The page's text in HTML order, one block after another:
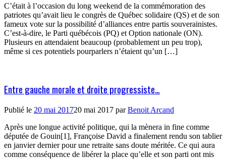
C’était à l’occasion du long weekend de la commémoration des
patriotes qu’avait lieu le congrès de Québec solidaire (QS) et de son
fameux vote sur la possibilité d’alliances entre partis souverainistes.
C’est-à-dire, le Parti québécois (PQ) et Option nationale (ON).
Plusieurs en attendaient beaucoup (probablement un peu trop),
même si ces potentiels pourparlers n’étaient qu’un […]
Entre gauche morale et droite progressiste…
Publié le 20 mai 201720 mai 2017 parBenoit Arcand
Après une longue activité politique, qui la mènera in fine comme
députée de Gouin[1], Françoise David a finalement rendu son tablier
en janvier dernier pour une retraite sans doute méritée. Ce qui aura
comme conséquence de libérer la place qu’elle et son parti ont mis